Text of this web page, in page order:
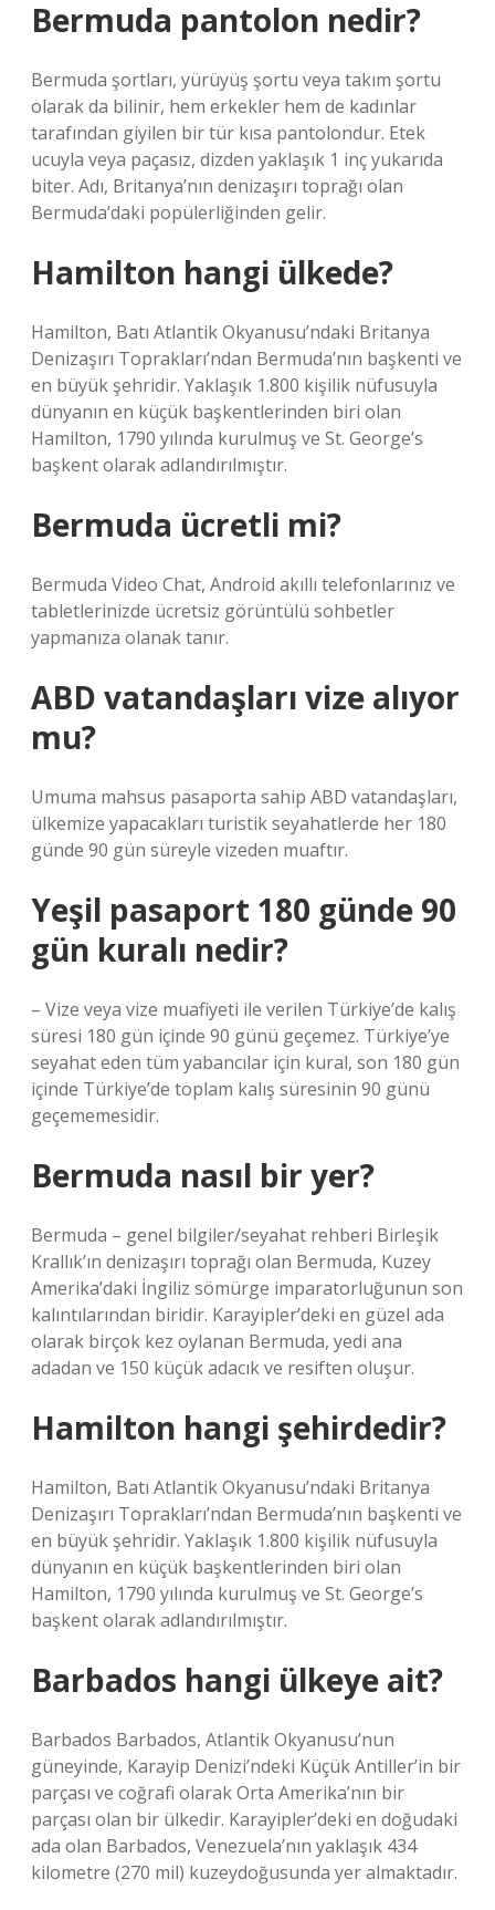
Bermuda pantolon nedir?
Bermuda şortları, yürüyüş şortu veya takım şortu
olarak da bilinir, hem erkekler hem de kadınlar
tarafından giyilen bir tür kısa pantolondur. Etek
ucuyla veya paçasız, dizden yaklaşık 1 inç yukarıda
biter. Adı, Britanya’nın denizaşırı toprağı olan
Bermuda’daki popülerliğinden gelir.
Hamilton hangi ülkede?
Hamilton, Batı Atlantik Okyanusu’ndaki Britanya
Denizaşırı Toprakları’ndan Bermuda’nın başkenti ve
en büyük şehridir. Yaklaşık 1.800 kişilik nüfusuyla
dünyanın en küçük başkentlerinden biri olan
Hamilton, 1790 yılında kurulmuş ve St. George’s
başkent olarak adlandırılmıştır.
Bermuda ücretli mi?
Bermuda Video Chat, Android akıllı telefonlarınız ve
tabletlerinizde ücretsiz görüntülü sohbetler
yapmanıza olanak tanır.
ABD vatandaşları vize alıyor
mu?
Umuma mahsus pasaporta sahip ABD vatandaşları,
ülkemize yapacakları turistik seyahatlerde her 180
günde 90 gün süreyle vizeden muaftır.
Yeşil pasaport 180 günde 90
gün kuralı nedir?
– Vize veya vize muafiyeti ile verilen Türkiye’de kalış
süresi 180 gün içinde 90 günü geçemez. Türkiye’ye
seyahat eden tüm yabancılar için kural, son 180 gün
içinde Türkiye’de toplam kalış süresinin 90 günü
geçememesidir.
Bermuda nasıl bir yer?
Bermuda – genel bilgiler/seyahat rehberi Birleşik
Krallık’ın denizaşırı toprağı olan Bermuda, Kuzey
Amerika’daki İngiliz sömürge imparatorluğunun son
kalıntılarından biridir. Karayipler’deki en güzel ada
olarak birçok kez oylanan Bermuda, yedi ana
adadan ve 150 küçük adacık ve resiften oluşur.
Hamilton hangi şehirdedir?
Hamilton, Batı Atlantik Okyanusu’ndaki Britanya
Denizaşırı Toprakları’ndan Bermuda’nın başkenti ve
en büyük şehridir. Yaklaşık 1.800 kişilik nüfusuyla
dünyanın en küçük başkentlerinden biri olan
Hamilton, 1790 yılında kurulmuş ve St. George’s
başkent olarak adlandırılmıştır.
Barbados hangi ülkeye ait?
Barbados Barbados, Atlantik Okyanusu’nun
güneyinde, Karayip Denizi’ndeki Küçük Antiller’in bir
parçası ve coğrafi olarak Orta Amerika’nın bir
parçası olan bir ülkedir. Karayipler’deki en doğudaki
ada olan Barbados, Venezuela’nın yaklaşık 434
kilometre (270 mil) kuzeydoğusunda yer almaktadır.